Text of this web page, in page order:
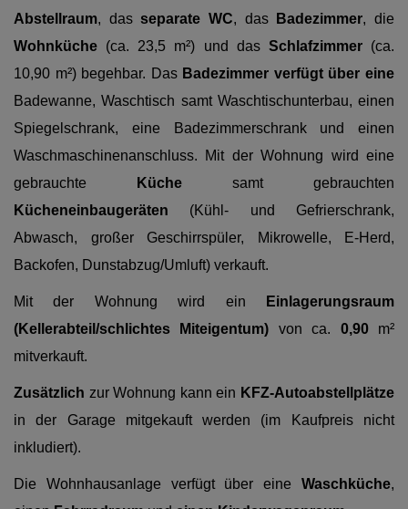
Abstellraum, dasseparate WC, das Badezimmer, die
Wohnküche (ca. 23,5 m²) und das Schlafzimmer(ca.
10,90 m²) begehbar. Das Badezimmer verfügt über eine
Badewanne, Waschtisch samt Waschtischunterbau, einen
Spiegelschrank, eine Badezimmerschrank und einen
Waschmaschinenanschluss. Mit der Wohnung wird eine
gebrauchte
Küche samt gebrauchten
Kücheneinbaugeräten (Kühl- und Gefrierschrank,
Abwasch, großer Geschirrspüler, Mikrowelle, E-Herd,
Backofen, Dunstabzug/Umluft) verkauft.
Mit der Wohnung wird ein
Einlagerungsraum
(Kellerabteil/schlichtes Miteigentum) von ca. 0,90m²
mitverkauft.
Zusätzlich zur Wohnung kann ein KFZ-Autoabstellplätze
in der Garage mitgekauft werden (im Kaufpreis nicht
inkludiert).
Die Wohnhausanlage verfügt über eine Waschküche,